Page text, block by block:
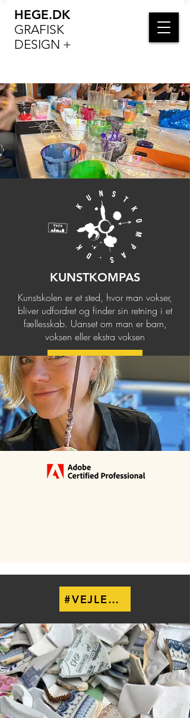
HEGE.DK
GRAFISK
DESIGN +
KUNSTKOMPAS
Kunstskolen er et sted, hvor man vokser,
bliver udfordret og finder sin retning i et
fællesskab. Uanset om man er barn,
voksen eller ekstra voksen
#VEJLESMOSAIK